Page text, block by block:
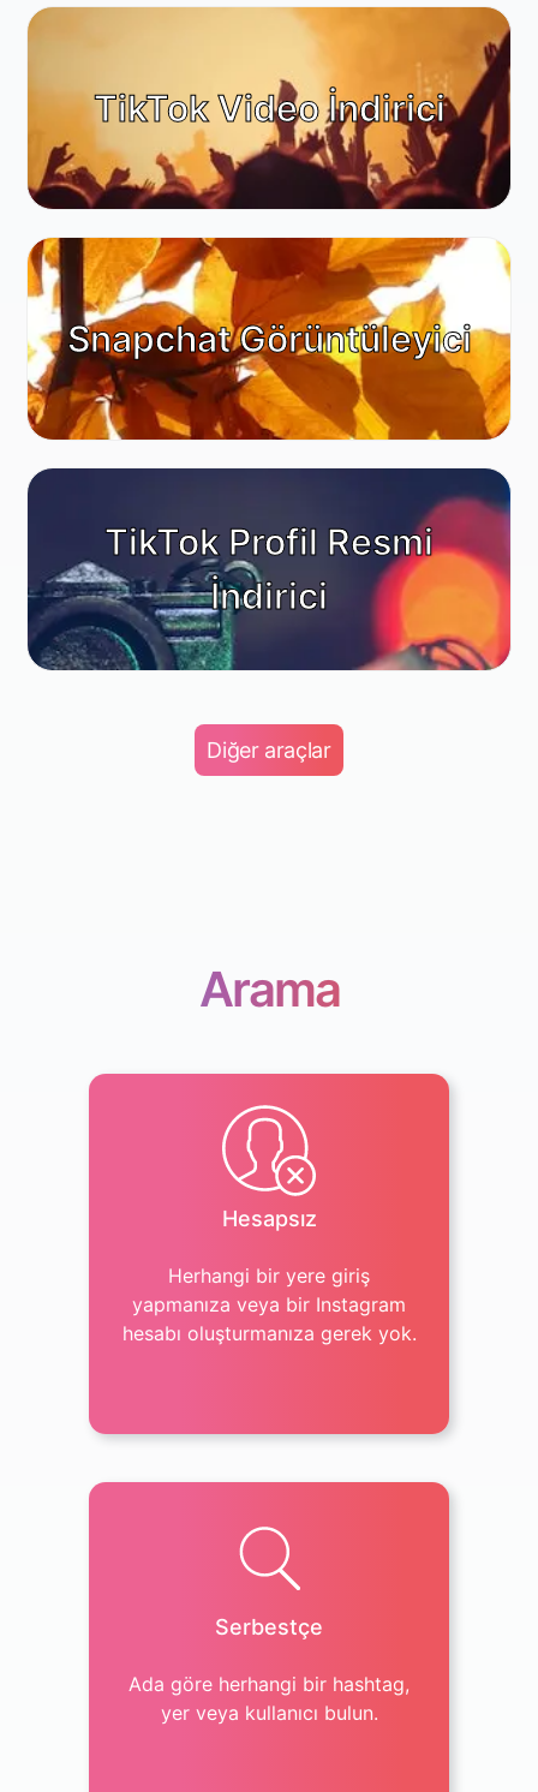
TikTok Video İndirici
Snapchat Görüntüleyici
TikTok Profil Resmi
İndirici
Diğer araçlar
Arama
Hesapsız
Herhangi bir yere giriş
yapmanıza veya bir Instagram
hesabı oluşturmanıza gerek yok.
Serbestçe
Ada göre herhangi bir hashtag,
yer veya kullanıcı bulun.